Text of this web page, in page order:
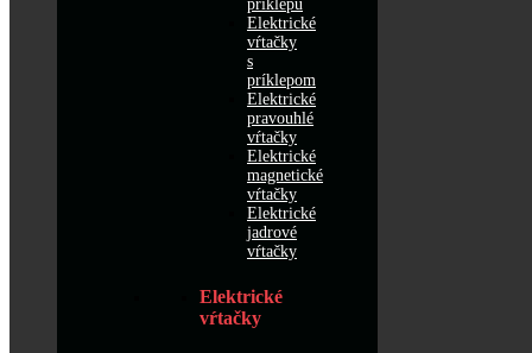
príklepu
Elektrické
vŕtačky
s
príklepom
Elektrické
pravouhlé
vŕtačky
Elektrické
magnetické
vŕtačky
Elektrické
jadrové
vŕtačky
Elektrické
vŕtačky